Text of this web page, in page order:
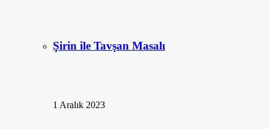
Şirin ile Tavşan Masalı
1 Aralık 2023